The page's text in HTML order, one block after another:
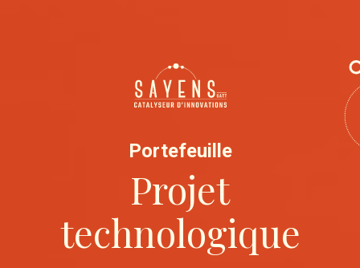
Portefeuille
Projet
technologique